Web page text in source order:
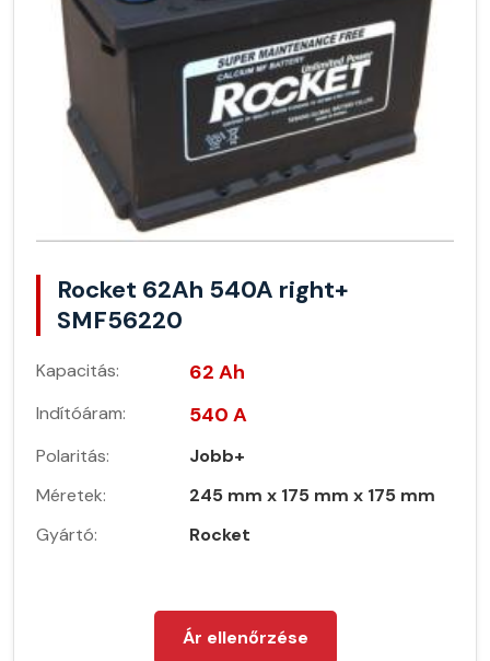
Rocket 62Ah 540A right+
SMF56220
Kapacitás: 62 Ah
Indítóáram: 540 A
Polaritás:
Jobb+
Méretek:
245 mm x 175 mm x 175 mm
Gyártó:
Rocket
Ár ellenőrzése